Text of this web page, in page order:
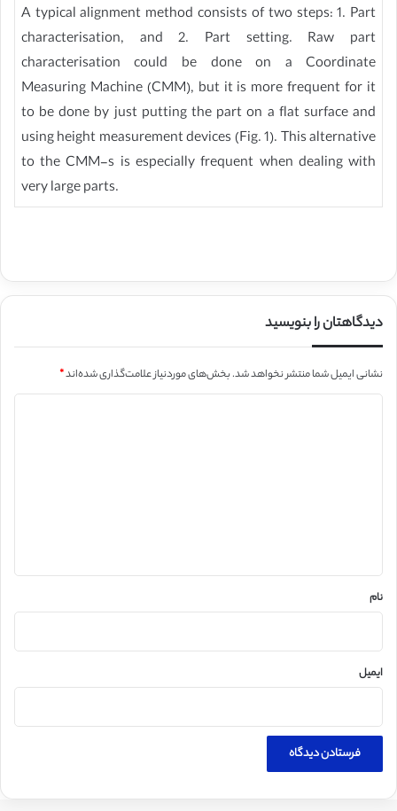
A typical alignment method consists of two steps: 1. Part
characterisation, and 2. Part setting. Raw part
characterisation could be done on a Coordinate
Measuring Machine (CMM), but it is more frequent for it
to be done by just putting the part on a flat surface and
using height measurement devices (Fig. 1). This alternative
to the CMM-s is especially frequent when dealing with
very large parts.
دیدگاهتان را بنویسید
نشانی ایمیل شما منتشر نخواهد شد.بخش‌های موردنیاز علامت‌گذاری شده‌اند*
نام
ایمیل